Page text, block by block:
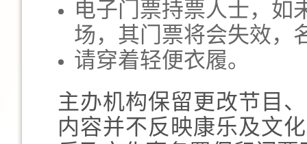
电子门票持票人士，如
场，其门票将会失效，
请穿着轻便衣履。
主办机构保留更改节目
内容并不反映康乐及文